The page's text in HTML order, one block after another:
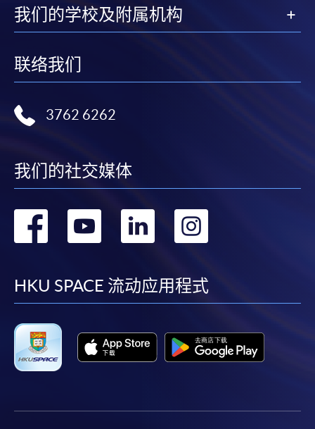
我们的学校及附属机构
联络我们
3762 6262
我们的社交媒体
转
facebook
转
youtube
转
linkedin
转
HKU SPACE 流动应用程式